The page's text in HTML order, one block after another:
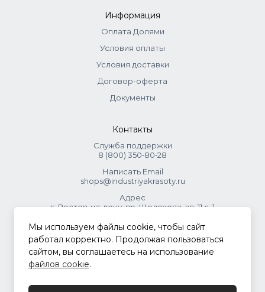
Информация
Оплата Долями
Условия оплаты
Условия доставки
Договор-оферта
Документы
Контакты
Служба поддержки
8 (800) 350‑80‑28
Написать Email
shops@industriyakrasoty.ru
Адрес
г. Ростов-на-дону, пр. Шолохова, зд. 11 с. 1
© 2026 Индустрия красоты.
.
Мы используем файлы cookie, чтобы сайт
работал корректно. Продолжая пользоваться
сайтом, вы соглашаетесь на использование
файлов cookie.